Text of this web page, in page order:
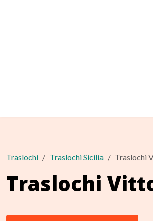
Traslochi Traslochi Sicilia Traslochi
Traslochi